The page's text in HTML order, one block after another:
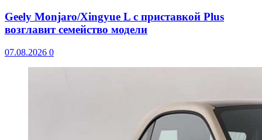
Geely Monjaro/Xingyue L с приставкой Plus
возглавит семейство модели
07.08.2026 0